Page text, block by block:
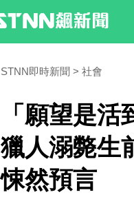
STNN即時新聞 社會
「願望是
獵人溺斃生
悚然預言